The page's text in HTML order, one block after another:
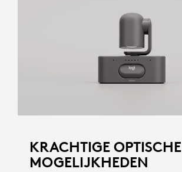
KRACHTIGE OPTISCHE
MOGELIJKHEDEN